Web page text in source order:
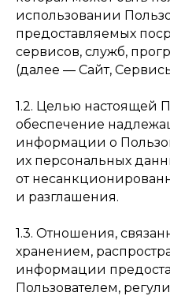
использовании
предоставляемых
сервисов, служб,
(далее — Сайт,
1.2. Целью настоящей
обеспечение
информации о
их персональных
от
и разглашения.
1.3. Отношения,
хранением,
информации
Пользователем,